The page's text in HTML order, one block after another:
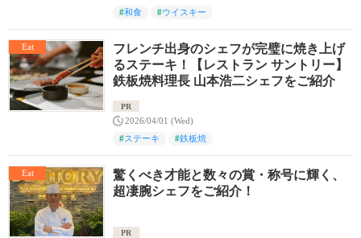
#和食 #ウイスキー
Eat
フレンチ出身のシェフが完璧に焼き上げ
るステーキ！【レストラン サントリー】
鉄板焼料理長 山本浩二シェフをご紹介
PR
2026/04/01 (Wed)
#ステーキ #鉄板焼
Eat
驚くべき才能と数々の賞・称号に輝く、
超凄腕シェフをご紹介！
PR